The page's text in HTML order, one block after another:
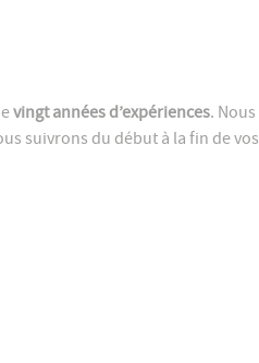
vingt années d’expériences. Nous
suivrons du début à la fin de vos